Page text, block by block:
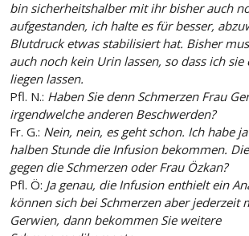
bin sicherheitshalber mit ihr bisher auch
aufgestanden, ich halte es für besser,
Blutdruck etwas stabilisiert hat. Bisher
auch noch kein Urin lassen, so dass ich sie
liegen lassen.
Pfl. N.: Haben Sie denn Schmerzen Frau
irgendwelche anderen Beschwerden?
Fr. G.: Nein, nein, es geht schon. Ich habe
halben Stunde die Infusion bekommen.
gegen die Schmerzen oder Frau Özkan?
Pfl. Ö: Ja genau, die Infusion enthielt ein
können sich bei Schmerzen aber jederzeit
Gerwien, dann bekommen Sie weitere